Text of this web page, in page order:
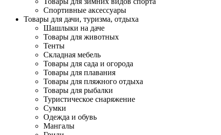
Спортивные аксессуары
Товары для дачи, туризма, отдыха
Шашлыки на даче
Товары для животных
Тенты
Складная мебель
Товары для сада и огорода
Товары для плавания
Товары для пляжного отдыха
Товары для рыбалки
Туристическое снаряжение
Сумки
Одежда и обувь
Мангалы